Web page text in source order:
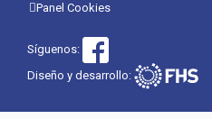
Panel Cookies
Síguenos:
Diseño y desarrollo: